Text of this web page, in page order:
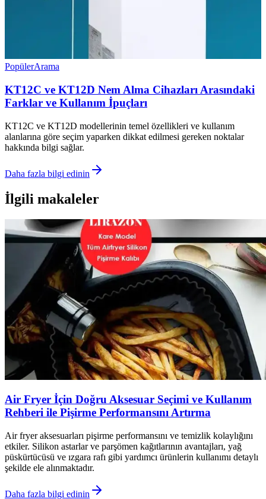
PopülerArama
KT12C ve KT12D Nem Alma Cihazları Arasındaki
Farklar ve Kullanım İpuçları
KT12C ve KT12D modellerinin temel özellikleri ve kullanım
alanlarına göre seçim yaparken dikkat edilmesi gereken noktalar
hakkında bilgi sağlar.
Daha fazla bilgi edinin
İlgili makaleler
Air Fryer İçin Doğru Aksesuar Seçimi ve Kullanım
Rehberi ile Pişirme Performansını Artırma
Air fryer aksesuarları pişirme performansını ve temizlik kolaylığını
etkiler. Silikon astarlar ve parşömen kağıtlarının avantajları, yağ
püskürtücüsü ve ızgara rafı gibi yardımcı ürünlerin kullanımı detaylı
şekilde ele alınmaktadır.
Daha fazla bilgi edinin